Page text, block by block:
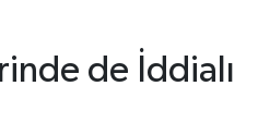
de İddialı